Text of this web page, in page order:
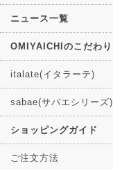
ニュース一覧
OMIYAICHIのこだわり
italate(イタラーテ)
sabae(サバエシリーズ)
ショッピングガイド
ご注文方法